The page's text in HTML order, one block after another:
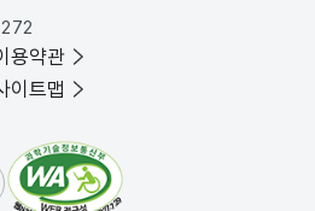
용약관
이트맵
그